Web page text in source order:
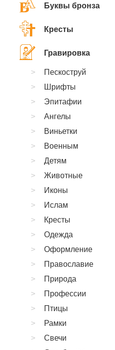
Буквы бронза
Кресты
Гравировка
Пескоструй
Шрифты
Эпитафии
Ангелы
Виньетки
Военным
Детям
Животные
Иконы
Ислам
Кресты
Одежда
Оформление
Православие
Природа
Профессии
Птицы
Рамки
Свечи